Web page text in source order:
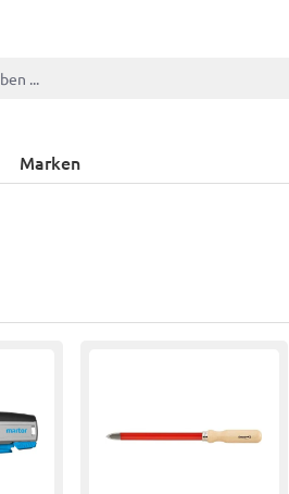
Marken